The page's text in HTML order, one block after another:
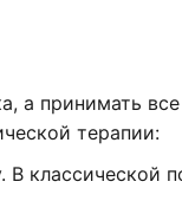
а принимать
терапии:
классической